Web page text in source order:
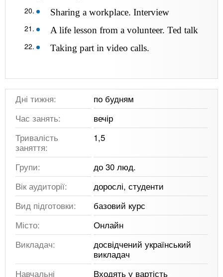
Sharing a workplace. Interview
A life lesson from a volunteer. Ted talk
Taking part in video calls.
Дні тижня:
по будням
Час занять:
вечір
Тривалість
заняття:
1,5
Групи:
до 30 люд.
Вік аудиторії:
дорослі, студенти
Вид підготовки:
базовий курс
Місто:
Онлайн
Викладач:
досвідчений український
викладач
Навчальні
Входять у вартість